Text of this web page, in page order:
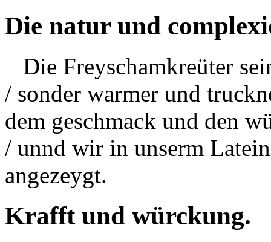
Die natur und
Die Freyschamkreüter
/ sonder warmer und
dem geschmack und den
/ unnd wir in unserm
angezeygt.
Krafft und würckung.